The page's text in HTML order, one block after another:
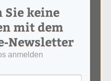
Sie keine
mit dem
Newsletter
anmelden